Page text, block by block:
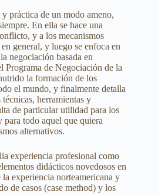
práctica de un modo ameno,
En ella se hace una
y a los mecanismos
general, y luego se enfoca en
negociación basada en
Programa de Negociación de la
la formación de los
el mundo, y finalmente detalla
herramientas y
de particular utilidad para los
todo aquel que quiera
alternativos.
experiencia profesional como
didácticos novedosos en
experiencia norteamericana y
de casos (case method) y los